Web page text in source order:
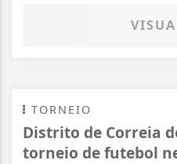
TORNEIO
Distrito de Correia
torneio de futebol